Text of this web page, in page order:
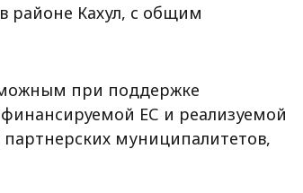
районе Кахул, с общим
при поддержке
ЕС и реализуемой
муниципалитетов,